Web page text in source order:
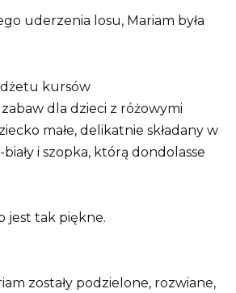
uderzenia losu, Mariam była
kursów
zabaw dla dzieci z różowymi
małe, delikatnie składany w
i szopka, którą dondolasse
jest tak piękne.
zostały podzielone, rozwiane,